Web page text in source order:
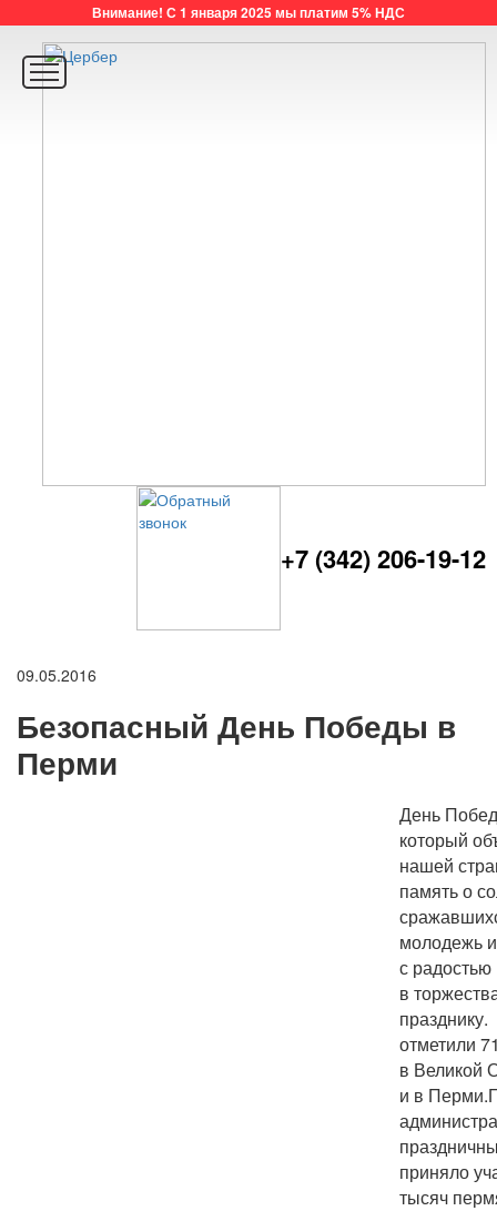
Внимание! С 1 января 2025 мы платим 5% НДС
+7 (342) 206-19-12
09.05.2016
Безопасный День Победы в
Перми
День
который
нашей
память о
молодежь
с
в
отметили
в Великой
и в
приняло
тысяч